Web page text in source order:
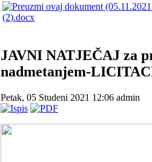
(2).docx
JAVNI NATJEČAJ za
nadmetanjem-
Petak, 05 Studeni 2021 12:06 admin